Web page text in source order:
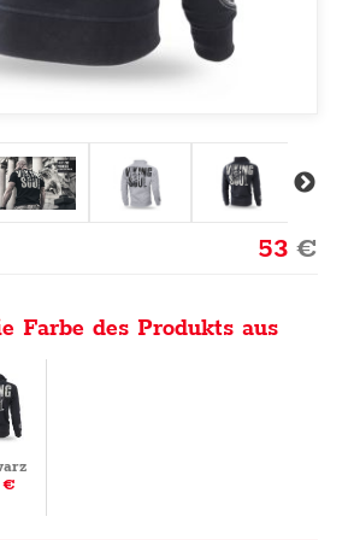
53€
Farbe des Produkts aus
€